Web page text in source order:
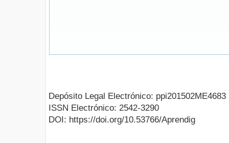
Depósito Legal Electrónico: ppi201502ME4683
ISSN Electrónico: 2542-3290
DOI: https://doi.org/10.53766/Aprendig